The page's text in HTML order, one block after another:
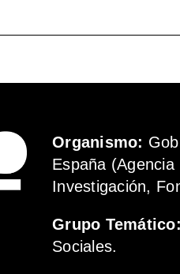
Organismo:
España
Investigación,
Grupo Temático:
Sociales.